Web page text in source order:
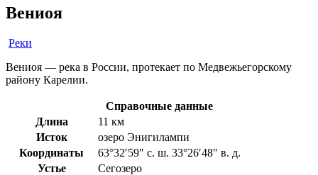
Вениоя
Реки
Вениоя — река в России, протекает по Медвежьегорскому
району Карелии.
Справочные данные
Длина
11 км
Исток
озеро Энигилампи
Координаты
63°32′59″ с. ш. 33°26′48″ в. д.
Устье
Сегозеро